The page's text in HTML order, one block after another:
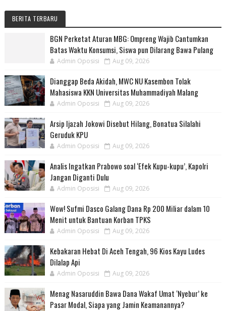
BERITA TERBARU
BGN Perketat Aturan MBG: Ompreng Wajib Cantumkan
Batas Waktu Konsumsi, Siswa pun Dilarang Bawa Pulang
Admin Oposisi Aug 09, 2026
Dianggap Beda Akidah, MWC NU Kasembon Tolak
Mahasiswa KKN Universitas Muhammadiyah Malang
Admin Oposisi Aug 09, 2026
Arsip Ijazah Jokowi Disebut Hilang, Bonatua Silalahi
Geruduk KPU
Admin Oposisi Aug 09, 2026
Analis Ingatkan Prabowo soal ‘Efek Kupu-kupu’, Kapolri
Jangan Diganti Dulu
Admin Oposisi Aug 09, 2026
Wow! Sufmi Dasco Galang Dana Rp 200 Miliar dalam 10
Menit untuk Bantuan Korban TPKS
Admin Oposisi Aug 09, 2026
Kebakaran Hebat Di Aceh Tengah, 96 Kios Kayu Ludes
Dilalap Api
Admin Oposisi Aug 09, 2026
Menag Nasaruddin Bawa Dana Wakaf Umat ‘Nyebur’ ke
Pasar Modal, Siapa yang Jamin Keamanannya?